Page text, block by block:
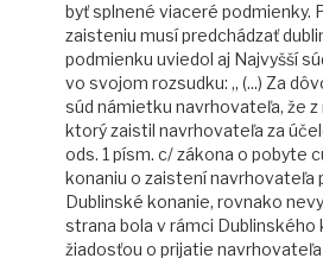
byť splnené viaceré podmienky.
zaisteniu musí predchádzať
podmienku uviedol aj Najvyšší
vo svojom rozsudku: „ (...) Za
súd námietku navrhovateľa, že
ktorý zaistil navrhovateľa za
ods. 1 písm. c/ zákona o pobyte
konaniu o zaistení navrhovateľa
Dublinské konanie, rovnako
strana bola v rámci Dublinského
žiadosťou o prijatie navrhovateľa